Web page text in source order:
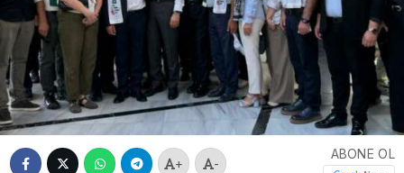
+ -
ABONE OL